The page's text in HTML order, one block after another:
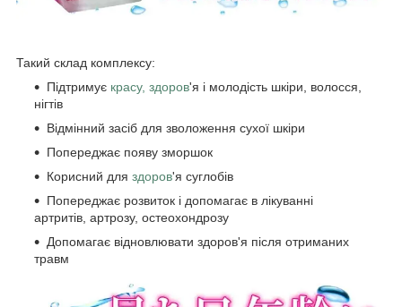
Такий склад комплексу:
Підтримує красу, здоров'я і молодість шкіри, волосся,
нігтів
Відмінний засіб для зволоження сухої шкіри
Попереджає появу зморшок
Корисний для здоров'я суглобів
Попереджає розвиток і допомагає в лікуванні
артритів, артрозу, остеохондрозу
Допомагає відновлювати здоров'я після отриманих
травм